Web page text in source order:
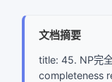
文档摘要
title: 45. NP完
completeness